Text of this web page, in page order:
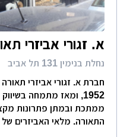
א. זגורי אביזרי
נחלת בנימין 131 תל אביב
חברת א. זגורי אביזרי
1952, ומאז מתמחה
ממתכת ובמתן פתרונות
התאורה. מלאי האביזרים